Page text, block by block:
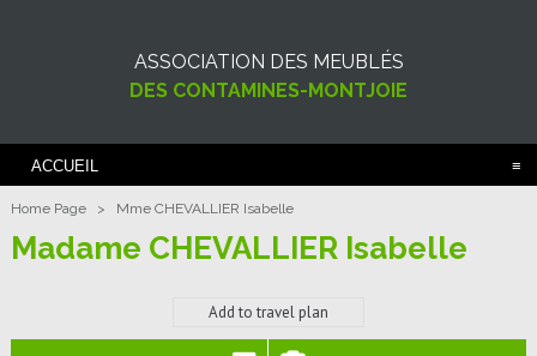
ASSOCIATION DES MEUBLÉS
DES CONTAMINES-MONTJOIE
ACCUEIL
Home Page > Mme CHEVALLIER Isabelle
Madame CHEVALLIER Isabelle
Add to travel plan